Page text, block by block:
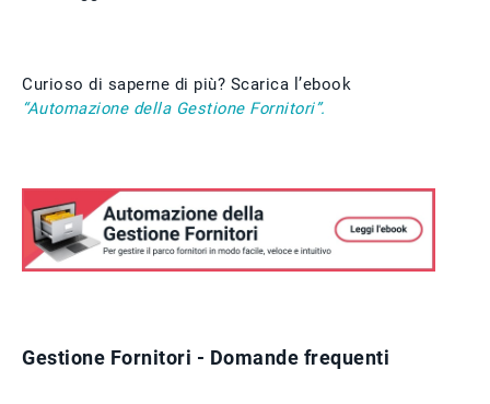
Curioso di saperne di più? Scarica l’ebook
“Automazione della Gestione Fornitori”.
Gestione Fornitori - Domande frequenti